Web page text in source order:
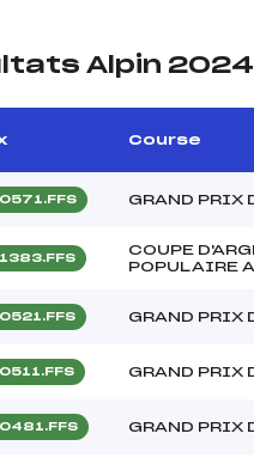
Alpin 2024
Course
GRAND PRIX
COUPE
POPULAIRE
GRAND PRIX
GRAND PRIX
GRAND PRIX